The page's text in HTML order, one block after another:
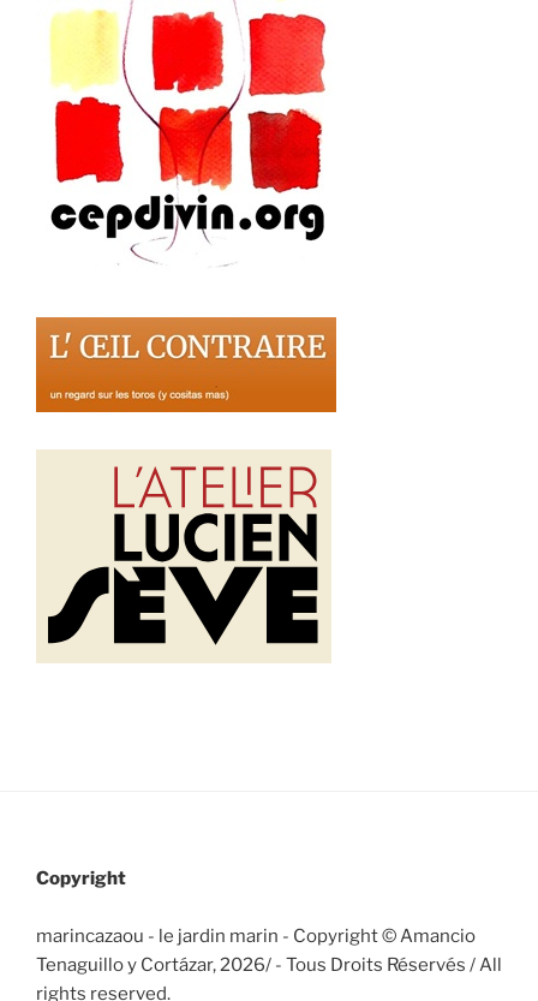
Copyright
marincazaou - le jardin marin - Copyright © Amancio
Tenaguillo y Cortázar, 2026/ - Tous Droits Réservés / All
rights reserved.